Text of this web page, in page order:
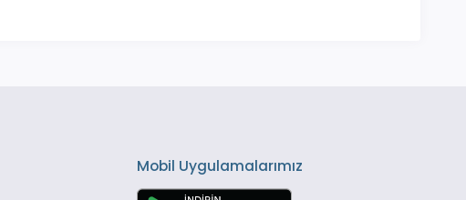
Mobil Uygulamalarımız